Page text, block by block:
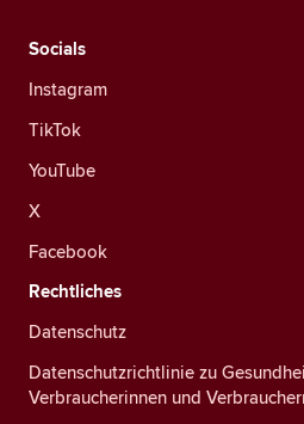
Socials
Instagram
TikTok
YouTube
X
Facebook
Rechtliches
Datenschutz
Datenschutzrichtlinie zu
Verbraucherinnen und